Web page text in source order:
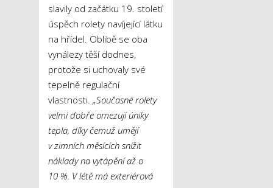
slavily od začátku 19. století
úspěch rolety navíjející látku
na hřídel. Oblibě se oba
vynálezy těší dodnes,
protože si uchovaly své
tepelně regulační
vlastnosti. „Současné rolety
velmi dobře omezují úniky
tepla, díky čemuž umějí
v zimních měsících snížit
náklady na vytápění až o
10 %. V létě má exteriérová